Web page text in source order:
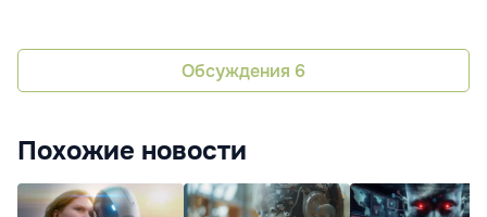
Обсуждения 6
Похожие новости